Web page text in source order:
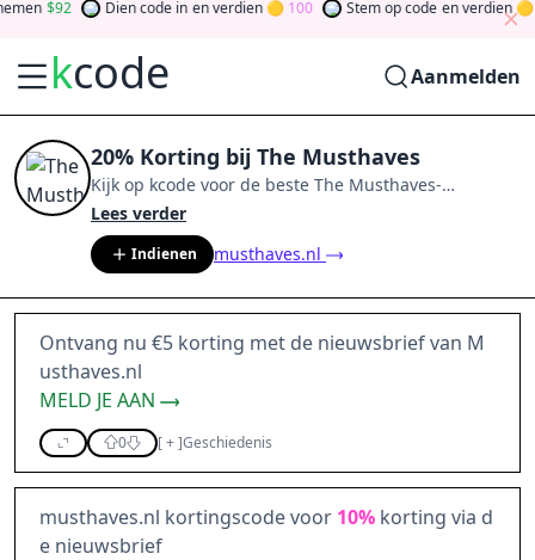
92 Dien code in en verdien 100 Stem op code en verdien 0
kcode Aanmelden
20% Korting bij The Musthaves
Kijk op kcode voor de beste The Musthaves-
aanbiedingen van
community en verdien tokens door bij te dragen via
stemmen, testen, delen en meer.
Glücksklee und gewinnen Sie Geld
Lees verder
Indienen musthaves.nl
Ontvang nu €5 korting met de nieuwsbrief van M
usthaves.nl
MELD JE AAN
0 [+]Geschiedenis
musthaves.nl kortingscode voor 10% korting via d
e nieuwsbrief